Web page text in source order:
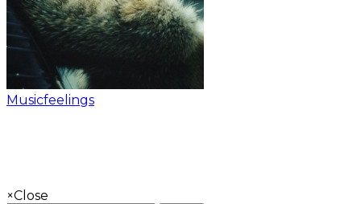
Musicfeelings
×Close